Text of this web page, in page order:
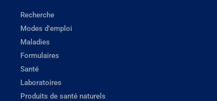
Recherche
Modes d'emploi
Maladies
Formulaires
Santé
Laboratoires
Produits de santé naturels